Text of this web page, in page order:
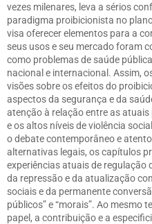
vezes milenares, leva a sérios
paradigma proibicionista no
visa oferecer elementos para a
seus usos e seu mercado foram
como problemas de saúde
nacional e internacional. Assim,
visões sobre os efeitos do
aspectos da segurança e da
atenção à relação entre as
e os altos níveis de violência
o debate contemporâneo e
alternativas legais, os capítulos
experiências atuais de
da repressão e da atualização
sociais e da permanente
públicos” e “morais”. Ao mesmo
papel, a contribuição e a